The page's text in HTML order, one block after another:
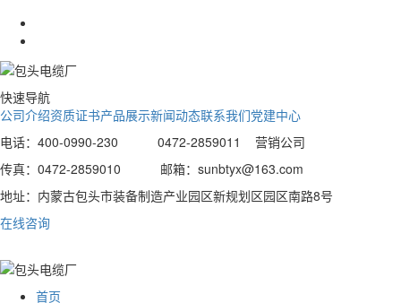
快速导航
公司介绍资质证书产品展示新闻动态联系我们党建中心
电话：400-0990-230 0472-2859011 营销公司
传真：0472-2859010 邮箱：sunbtyx@163.com
地址：内蒙古包头市装备制造产业园区新规划区园区南路8号
在线咨询
首页